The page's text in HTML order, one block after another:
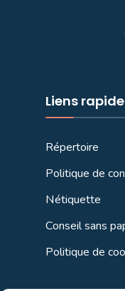
Liens
Répertoire
Politique de
Nétiquette
Conseil sans
Politique de